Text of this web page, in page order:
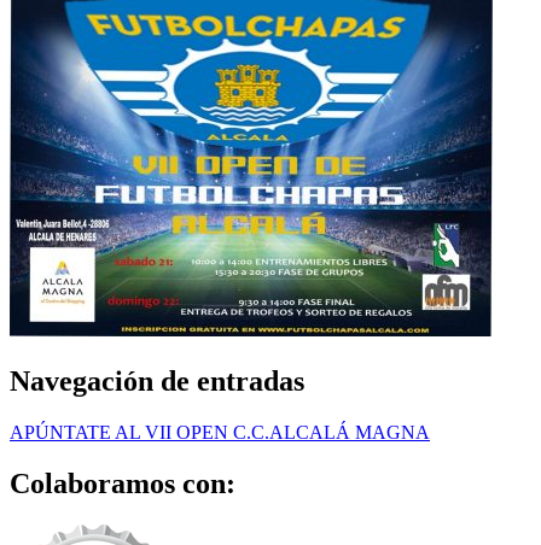
Navegación de entradas
APÚNTATE AL VII OPEN C.C.ALCALÁ MAGNA
Colaboramos con: